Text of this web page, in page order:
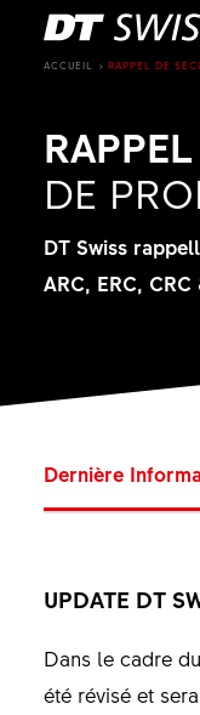
ACCUEIL RAPPEL DE
DE
DT Swiss
ARC, ERC, CRC
Dernière
UPDATE DT
Dans le cadre
été révisé et